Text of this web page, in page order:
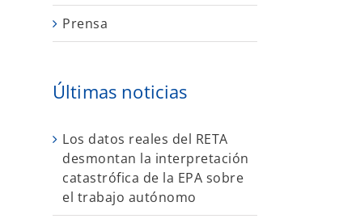
Prensa
Últimas noticias
Los datos reales del RETA
desmontan la interpretación
catastrófica de la EPA sobre
el trabajo autónomo